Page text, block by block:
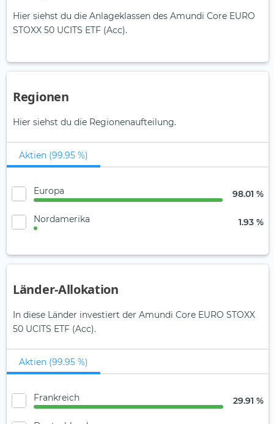
Hier siehst du die Anlageklassen des Amundi Core EURO
STOXX 50 UCITS ETF (Acc).
Regionen
Hier siehst du die Regionenaufteilung.
Aktien (99.95 %)
Europa 98.01 %
Nordamerika 1.93 %
Länder-Allokation
In diese Länder investiert der Amundi Core EURO STOXX
50 UCITS ETF (Acc).
Aktien (99.95 %)
Frankreich 29.91 %